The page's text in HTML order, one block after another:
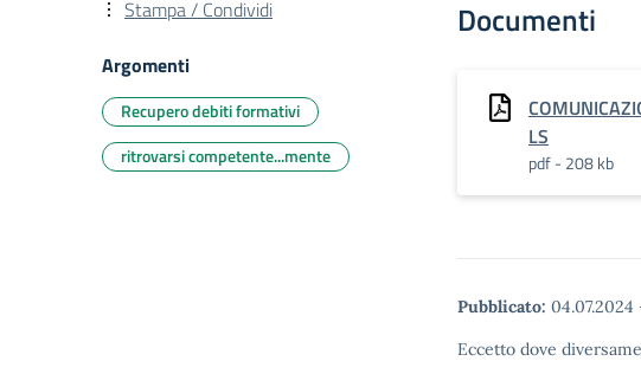
Documenti
LS
pdf - 208 kb
Pubblicato: 04.07.2024
Eccetto dove
Stampa / Condividi
Argomenti
Recupero debiti formativi
ritrovarsi competente...mente